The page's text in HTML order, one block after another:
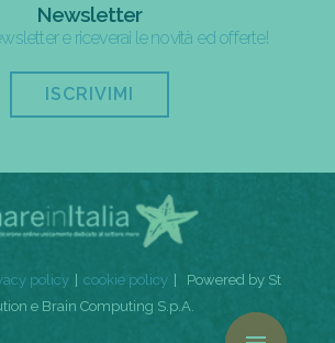
Newsletter
e riceverai le novità ed offerte!
ISCRIVIMI
policy cookie policy
Powered by St
e Brain Computing S.p.A.